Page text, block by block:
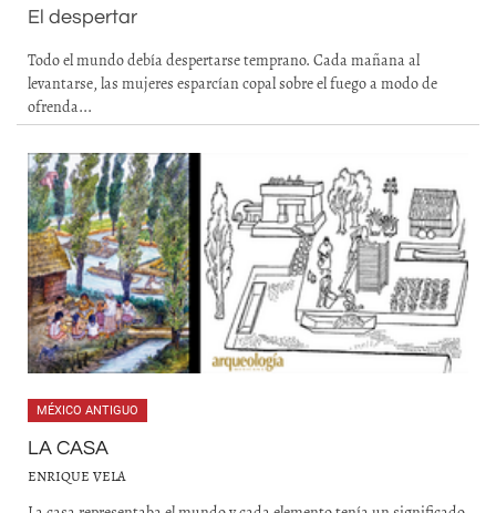
El despertar
Todo el mundo debía despertarse temprano. Cada mañana al
levantarse, las mujeres esparcían copal sobre el fuego a modo de
ofrenda...
MÉXICO ANTIGUO
LA CASA
ENRIQUE VELA